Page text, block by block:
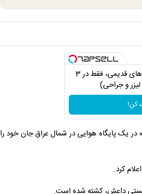
از بین بردن جای زخم های قدیمی، فقط در 3
و جراحی)
کن!
در یک پایگاه هوایی در شمال عراق جان خود را